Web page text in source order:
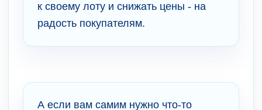
к своему лоту и снижать цены - на
радость покупателям.
А если вам самим нужно что-то